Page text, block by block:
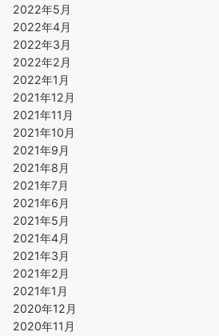
2022年5月
2022年4月
2022年3月
2022年2月
2022年1月
2021年12月
2021年11月
2021年10月
2021年9月
2021年8月
2021年7月
2021年6月
2021年5月
2021年4月
2021年3月
2021年2月
2021年1月
2020年12月
2020年11月